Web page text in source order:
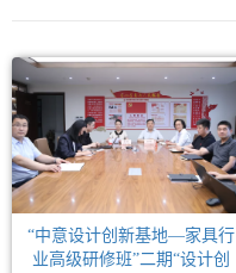
“中意设计创新基地—家具行
业高级研修班”二期“设计创